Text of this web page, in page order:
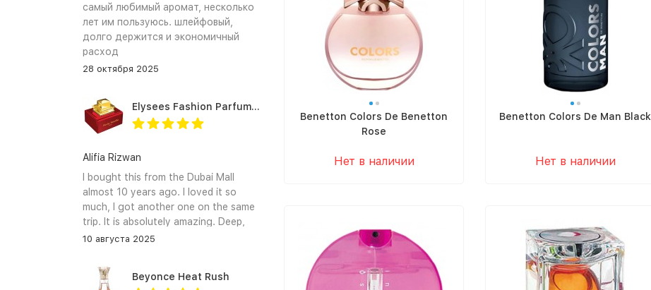
Benetton Colors De Benetton
Rose
Нет в наличии
Benetton Colors De Man Black
Нет в наличии
самый любимый аромат, несколько
лет им пользуюсь. шлейфовый,
долго держится и экономичный
расход
28 октября 2025
Elysees Fashion Parfums Purity Vanilla
Alifia Rizwan
I bought this from the Dubai Mall
almost 10 years ago. I loved it so
much, I got another one on the same
trip. It is absolutely amazing. Deep,
enchanting notes that linger on the
find it again.
10 августа 2025
Beyonce Heat Rush